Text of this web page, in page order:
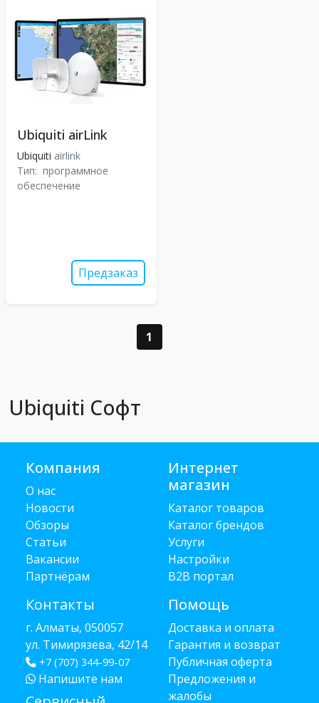
Ubiquiti airLink
Ubiquiti airlink
Тип: программное
обеспечение
Предзаказ
1
Ubiquiti Софт
Компания
О нас
Новости
Обзоры
Статьи
Вакансии
Партнёрам
Контакты
г. Алматы, 050057
ул. Тимирязева, 42/14
+7 (707) 344-99-07
Напишите нам
Интернет
магазин
Каталог товаров
Каталог брендов
Услуги
Настройки
B2B портал
Помощь
Доставка и оплата
Гарантия и возврат
Публичная оферта
Предложения и
жалобы